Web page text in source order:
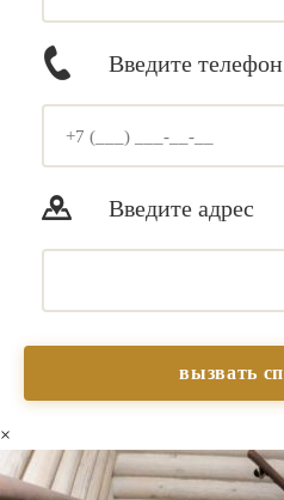
Введите телефон
Введите адрес
×